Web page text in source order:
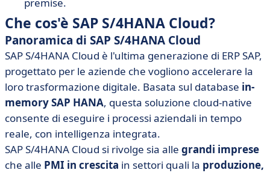
Che cos'è SAP S/4HANA Cloud?
Panoramica di SAP S/4HANA Cloud
SAP S/4HANA Cloud è l'ultima generazione di ERP SAP,
progettato per le aziende che vogliono accelerare la
loro trasformazione digitale. Basata sul database in-
memory SAP HANA, questa soluzione cloud-native
consente di eseguire i processi aziendali in tempo
reale, con intelligenza integrata.
SAP S/4HANA Cloud si rivolge sia alle grandi imprese
che alle PMI in crescita in settori quali la produzione,